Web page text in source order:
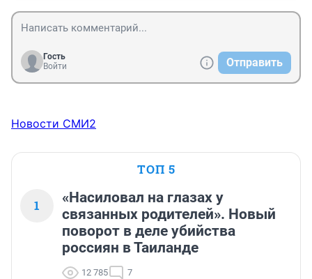
Гость
Войти
Отправить
Новости СМИ2
ТОП 5
1
«Насиловал на глазах у
связанных родителей». Новый
поворот в деле убийства
россиян в Таиланде
12 785 7